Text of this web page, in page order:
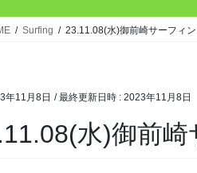
Surfing 23.11.08(水)御前崎サーフィン
年11月8日 / 最終更新日時 : 2023年11月8日
水)御前崎